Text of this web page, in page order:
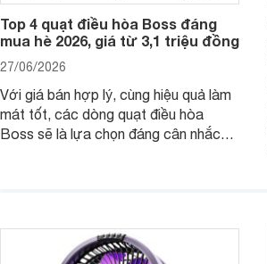
Top 4 quạt điều hòa Boss đáng
mua hè 2026, giá từ 3,1 triệu đồng
27/06/2026
Với giá bán hợp lý, cùng hiệu quả làm
mát tốt, các dòng quạt điều hòa
Boss sẽ là lựa chọn đáng cân nhắc